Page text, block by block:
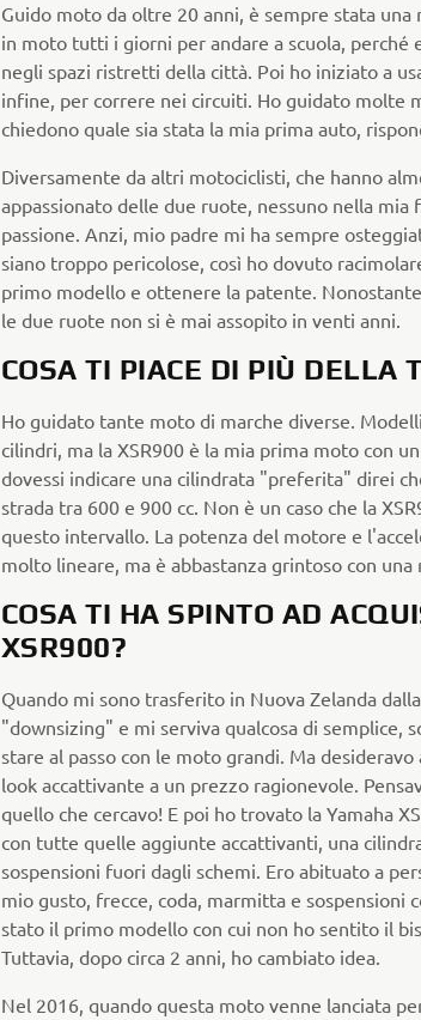
Guido moto da oltre 20 anni, è sempre stata una
in moto tutti i giorni per andare a scuola, perché
negli spazi ristretti della città. Poi ho iniziato a
infine, per correre nei circuiti. Ho guidato molte
chiedono quale sia stata la mia prima auto,
Diversamente da altri motociclisti, che hanno
appassionato delle due ruote, nessuno nella mia
passione. Anzi, mio padre mi ha sempre
siano troppo pericolose, così ho dovuto
primo modello e ottenere la patente.
le due ruote non si è mai assopito in venti anni.
COSA TI PIACE DI PIÙ DELLA
Ho guidato tante moto di marche diverse.
cilindri, ma la XSR900 è la mia prima moto con
dovessi indicare una cilindrata "preferita" direi
strada tra 600 e 900 cc. Non è un caso che la
questo intervallo. La potenza del motore e
molto lineare, ma è abbastanza grintoso con una
COSA TI HA SPINTO AD
XSR900?
Quando mi sono trasferito in Nuova Zelanda
"downsizing" e mi serviva qualcosa di semplice,
stare al passo con le moto grandi. Ma
look accattivante a un prezzo ragionevole.
quello che cercavo! E poi ho trovato la Yamaha
con tutte quelle aggiunte accattivanti, una
sospensioni fuori dagli schemi. Ero abituato a
mio gusto, frecce, coda, marmitta e sospensioni
stato il primo modello con cui non ho sentito il
Tuttavia, dopo circa 2 anni, ho cambiato idea.
Nel 2016, quando questa moto venne lanciata